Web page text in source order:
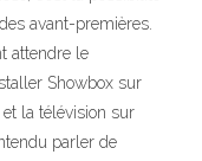
avant-premières.
attendre le
Showbox sur
et la télévision sur
parler de